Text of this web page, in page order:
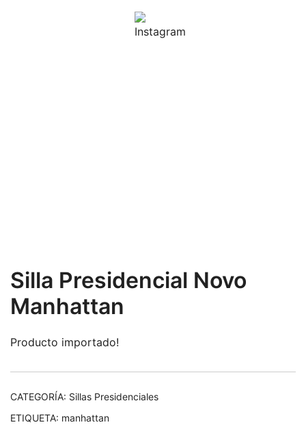
Silla Presidencial Novo
Manhattan
Producto importado!
CATEGORÍA: Sillas Presidenciales
ETIQUETA: manhattan